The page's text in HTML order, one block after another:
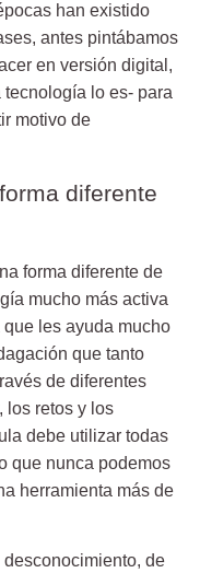
han existido
antes pintábamos
en versión digital,
tecnología lo es- para
motivo de
diferente
forma diferente de
mucho más activa
les ayuda mucho
que tanto
de diferentes
los retos y los
debe utilizar todas
que nunca podemos
herramienta más de
de